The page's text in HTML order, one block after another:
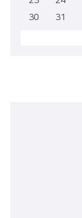
30
31